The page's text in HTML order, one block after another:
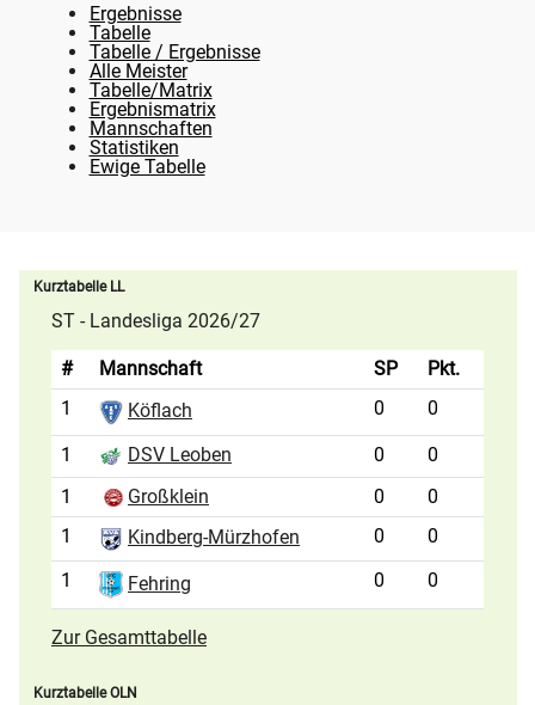
Ergebnisse
Tabelle
Tabelle / Ergebnisse
Alle Meister
Tabelle/Matrix
Ergebnismatrix
Mannschaften
Statistiken
Ewige Tabelle
Kurztabelle LL
ST - Landesliga 2026/27
# Mannschaft SP
Pkt.
1
Köflach 0 0
1 DSV Leoben 0
0
1
Großklein 0
0
1
Kindberg-Mürzhofen 0
0
1
Fehring 0 0
Zur Gesamttabelle
Kurztabelle OLN